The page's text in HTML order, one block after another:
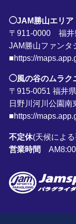
◯JAM勝山エリア
〒911-0000 福井
JAM勝山ファンタ
■https://
◯風の谷のムラク
〒915-0051 福井
日野川河川公園南
■https://
不定休(天候によ
営業時間